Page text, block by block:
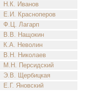
Н.К. Иванов
Е.И. Красноперов
Ф.Ц. Лагарп
В.В. Нащокин
К.А. Неволин
В.Н. Николаев
М.Н. Персидский
Э.В. Щербицкая
Е.Г. Яновский